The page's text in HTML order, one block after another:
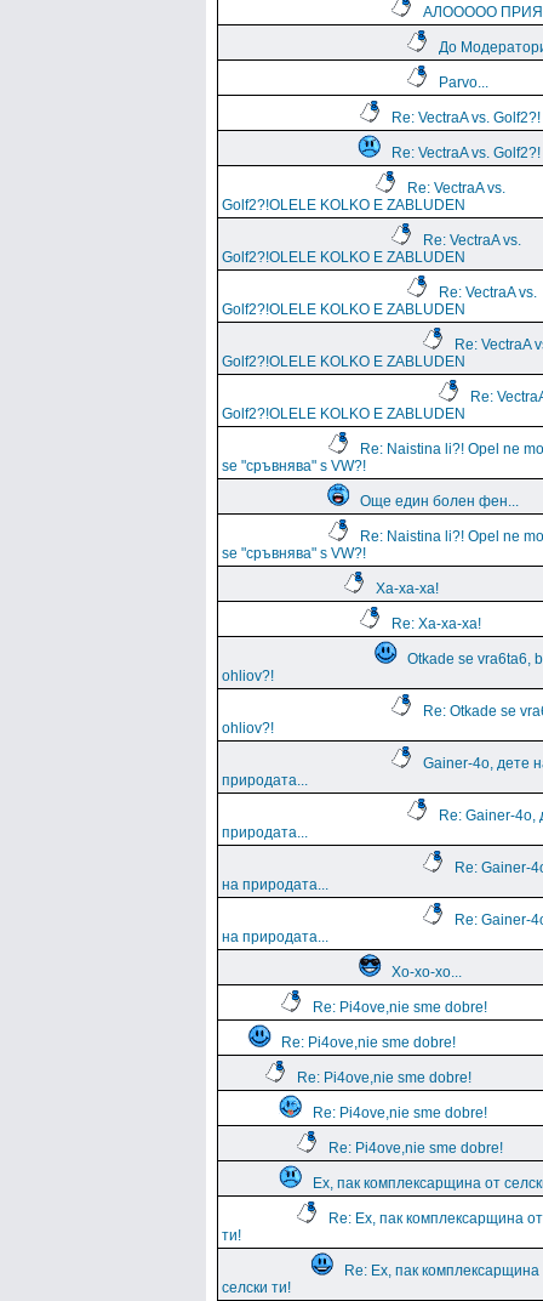
АЛООООО
До
Parvo...
Re: VectraA vs. Golf2?!
Re: VectraA vs. Golf2?!
Re: VectraA vs.
Golf2?!OLELE KOLKO E ZABLUDEN
Re: VectraA vs.
Golf2?!OLELE KOLKO E ZABLUDEN
Re: VectraA vs.
Golf2?!OLELE KOLKO E ZABLUDEN
Re: VectraA
Golf2?!OLELE KOLKO E ZABLUDEN
Re:
Golf2?!OLELE KOLKO E ZABLUDEN
Re: Naistina li?! Opel ne
se "сръвнява" s VW?!
Още един болен фен...
Re: Naistina li?! Opel ne
se "сръвнява" s VW?!
Ха-ха-ха!
Re: Ха-ха-ха!
Otkade se vra6ta6,
ohliov?!
Re: Otkade se
ohliov?!
Gainer-4o, дете
природата...
Re: Gainer-4o,
природата...
Re: Gainer-
на природата...
Re: Gainer-
на природата...
Хо-хо-хо...
Re: Pi4ove,nie sme dobre!
Re: Pi4ove,nie sme dobre!
Re: Pi4ove,nie sme dobre!
Re: Pi4ove,nie sme dobre!
Re: Pi4ove,nie sme dobre!
Ех, пак комплексарщина от
Re: Ех, пак комплексарщина
ти!
Re: Ех, пак комплексарщина
селски ти!